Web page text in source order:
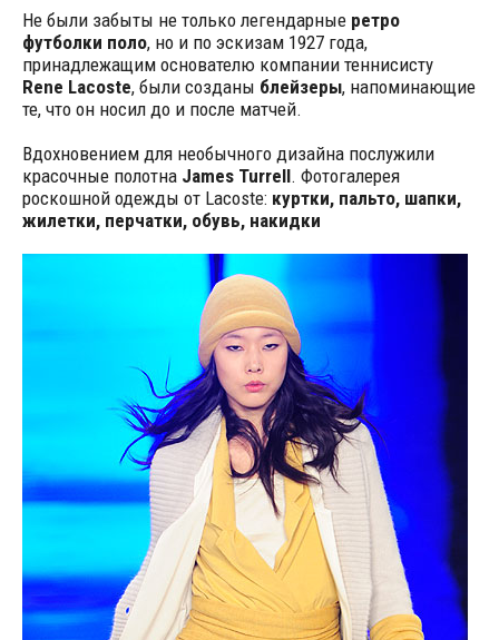
Не были забыты не только легендарные ретро
футболки поло, но и по эскизам 1927 года,
принадлежащим основателю компании теннисисту
Rene Lacoste, были созданы блейзеры, напоминающие
те, что он носил до и после матчей.
Вдохновением для необычного дизайна послужили
красочные полотна James Turrell. Фотогалерея
роскошной одежды от Lacoste: куртки, пальто, шапки,
жилетки, перчатки, обувь, накидки